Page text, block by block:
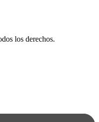
los derechos.